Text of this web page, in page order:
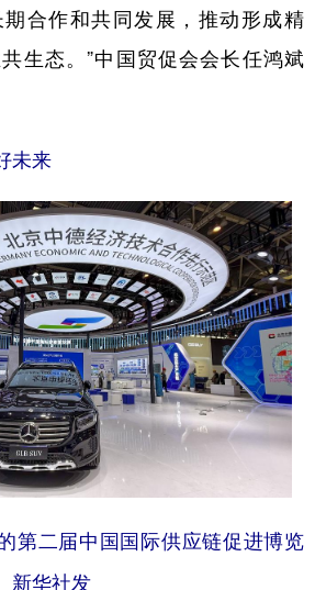
合作和共同发展，推动形成精
生态。”中国贸促会会长任鸿斌
未来
二届中国国际供应链促进博览
新华社发